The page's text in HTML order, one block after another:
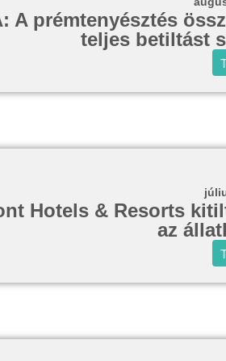
A prémtenyésztés
teljes betiltást
Hotels & Resorts
az